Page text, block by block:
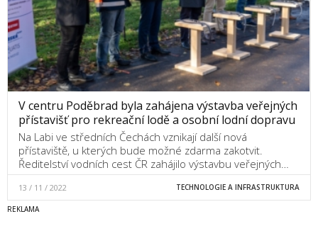
V centru Poděbrad byla zahájena výstavba veřejných
přístavišť pro rekreační lodě a osobní lodní dopravu
Na Labi ve středních Čechách vznikají další nová
přístaviště, u kterých bude možné zdarma zakotvit.
Ředitelství vodních cest ČR zahájilo výstavbu veřejných…
13 / 11 / 2022 TECHNOLOGIE A INFRASTRUKTURA